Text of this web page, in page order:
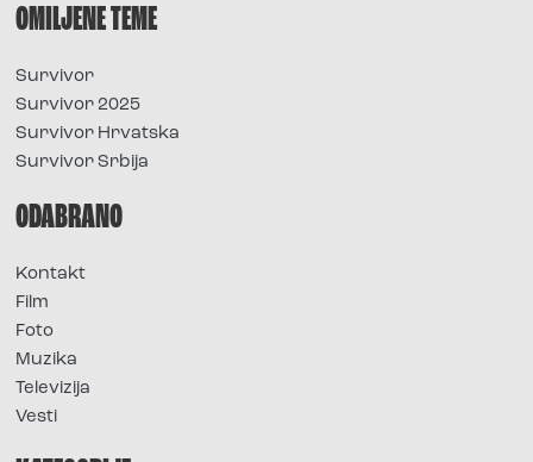
OMILJENE TEME
Survivor
Survivor 2025
Survivor Hrvatska
Survivor Srbija
ODABRANO
Kontakt
Film
Foto
Muzika
Televizija
Vesti